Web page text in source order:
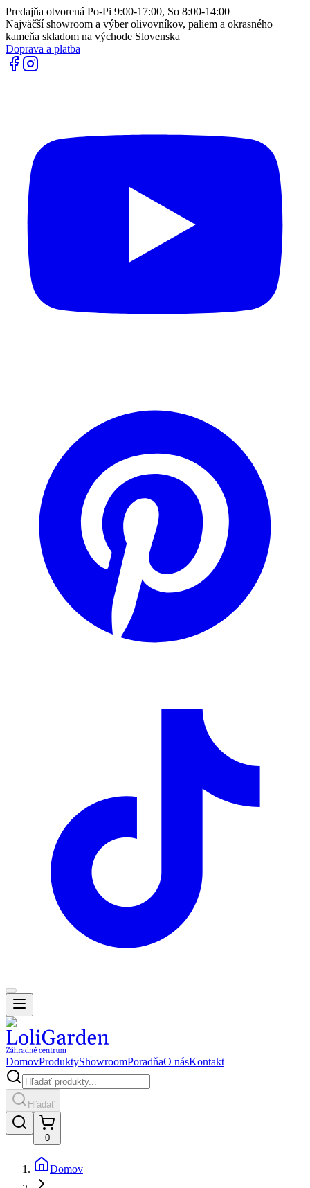
Predajňa otvorená Po-Pi 9:00-17:00, So 8:00-14:00
Najväčší showroom a výber olivovníkov, paliem a okrasného
kameňa skladom na východe Slovenska
Doprava a platba
DomovProduktyShowroomPoradňaO násKontakt
Hľadať
0
Domov